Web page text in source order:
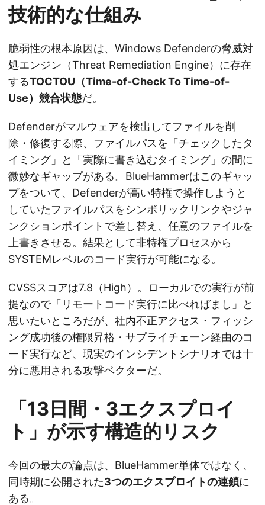
技術的な仕組み
脆弱性の根本原因は、Windows Defenderの脅威対
処エンジン（Threat Remediation Engine）に存在
するTOCTOU（Time-of-Check To Time-of-
Use）競合状態だ。
Defenderがマルウェアを検出してファイルを削
除・修復する際、ファイルパスを「チェックしたタ
イミング」と「実際に書き込むタイミング」の間に
微妙なギャップがある。BlueHammerはこのギャッ
プをついて、Defenderが高い特権で操作しようと
していたファイルパスをシンボリックリンクやジャ
ンクションポイントで差し替え、任意のファイルを
上書きさせる。結果として非特権プロセスから
SYSTEMレベルのコード実行が可能になる。
CVSSスコアは7.8（High）。ローカルでの実行が前
提なので「リモートコード実行に比べればまし」と
思いたいところだが、社内不正アクセス・フィッシ
ング成功後の権限昇格・サプライチェーン経由のコ
ード実行など、現実のインシデントシナリオでは十
分に悪用される攻撃ベクターだ。
「13日間・3エクスプロイ
ト」が示す構造的リスク
今回の最大の論点は、BlueHammer単体ではなく、
同時期に公開された3つのエクスプロイトの連鎖に
ある。